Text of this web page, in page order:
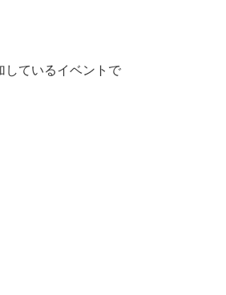
ているイベントで